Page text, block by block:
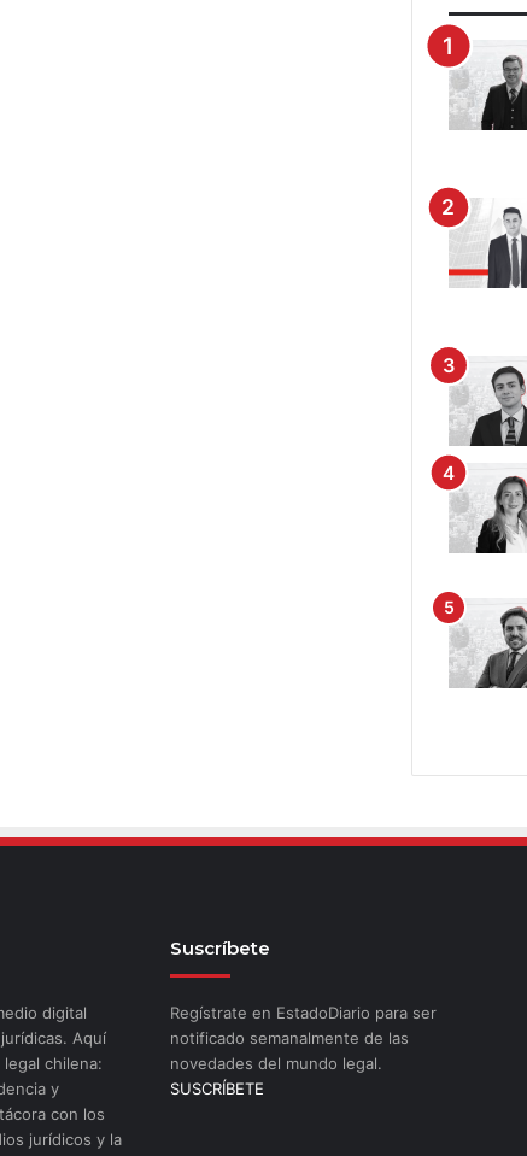
digital
Aquí
chilena:
y
con los
jurídicos y la
Suscríbete
Regístrate en EstadoDiario para ser
notificado semanalmente de las
novedades del mundo legal.
SUSCRÍBETE